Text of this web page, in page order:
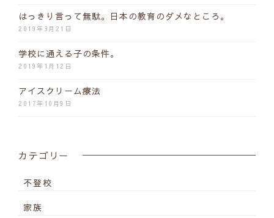
はっきり言って無駄。日本の教育のダメなところ。
2019年3月21日
学校に通える子の条件。
2019年1月12日
アイスクリーム療法
2017年10月9日
カテゴリー
不登校
家族